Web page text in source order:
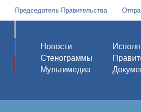
Председатель Правительства
Новости
Стенограммы
Мультимедиа